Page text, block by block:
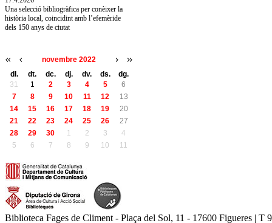
Una selecció bibliogràfica per conèixer la
història local, coincidint amb l’efemèride
dels 150 anys de ciutat
novembre 2022
dl.
dt. dc. dj. dv. ds.
dg.
31
1 2 3 4 5
6
7
8 9 10 11 12
13
14
15 16 17 18 19
20
21
22 23 24 25 26
27
28
29 30 1 2 3
4
5
6 7 8 9 10 11
Biblioteca Fages de Climent - Plaça del Sol, 11 - 17600 Figueres |